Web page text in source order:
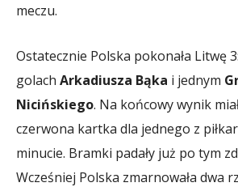
meczu.
Ostatecznie Polska pokonała Litwę
golach Arkadiusza Bąka i jednym
Nicińskiego. Na końcowy wynik
czerwona kartka dla jednego z
minucie. Bramki padały już po tym
Wcześniej Polska zmarnowała dwa